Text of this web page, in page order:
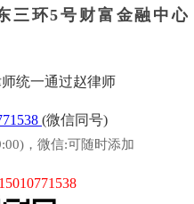
三环5号财富金融中心
统一通过赵律师
(微信同号)
，微信:可随时添加
15010771538